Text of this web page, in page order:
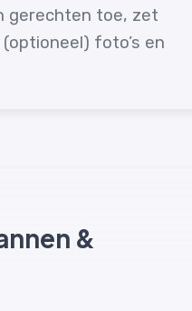
gerechten toe, zet
foto’s en
&